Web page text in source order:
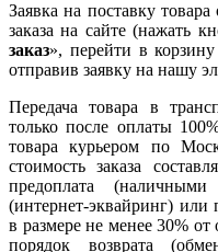
Заявка на поставку
заказа на сайте (нажать
заказ», перейти в
отправив заявку на нашу
Передача товара в
только после оплаты
товара курьером по
стоимость заказа
предоплата
(интернет-эквайринг) или
в размере не менее 30%
порядок возврата